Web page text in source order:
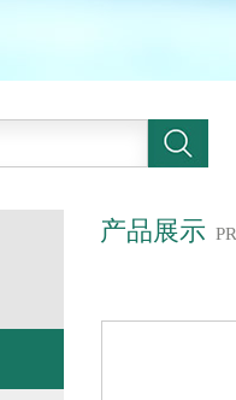
产品展示